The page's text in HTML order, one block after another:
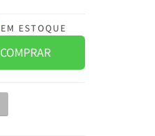
EM ESTOQUE
COMPRAR